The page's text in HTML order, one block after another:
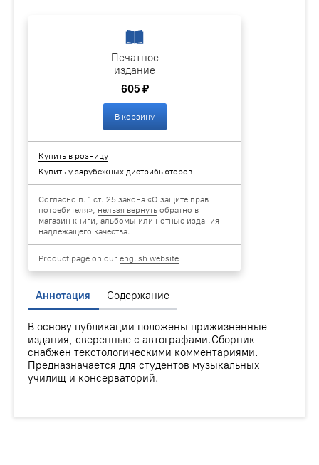
Печатное
издание
605 ₽
В корзину
Купить в розницу
Купить у зарубежных дистрибьюторов
Согласно п. 1 ст. 25 закона «О защите прав
потребителя», нельзя вернуть обратно в
магазин книги, альбомы или нотные издания
надлежащего качества.
Product page on ourenglish website
Аннотация Содержание
В основу публикации положены прижизненные
издания, сверенные с автографами.Сборник
снабжен текстологическими комментариями.
Предназначается для студентов музыкальных
училищ и консерваторий.